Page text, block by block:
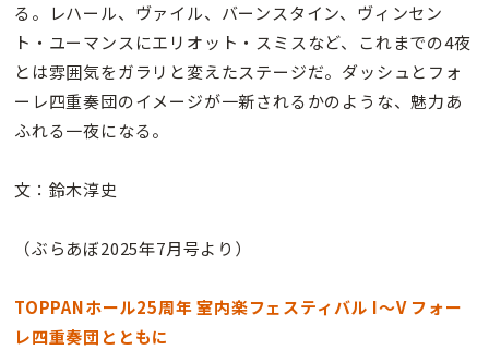
る。レハール、ヴァイル、バーンスタイン、ヴィンセン
ト・ユーマンスにエリオット・スミスなど、これまでの4夜
とは雰囲気をガラリと変えたステージだ。ダッシュとフォ
ーレ四重奏団のイメージが一新されるかのような、魅力あ
ふれる一夜になる。
文：鈴木淳史
（ぶらあぼ2025年7月号より）
TOPPANホール25周年 室内楽フェスティバル I〜V フォー
レ四重奏団とともに